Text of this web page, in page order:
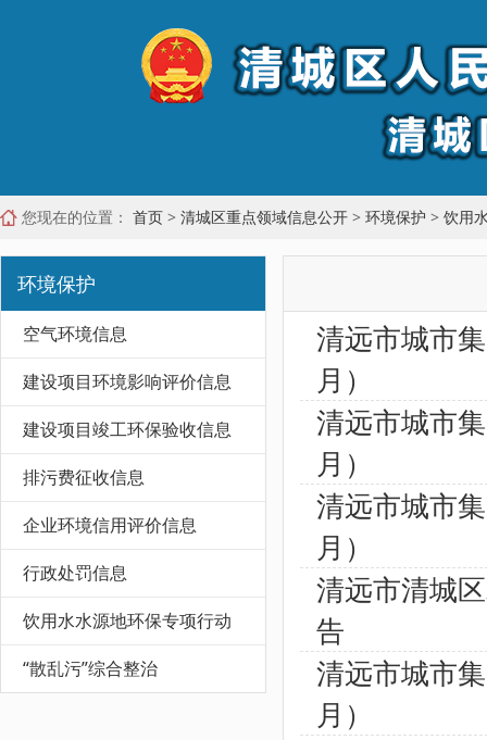
您现在的位置： 首页 > 清城区重点领域信息公开 > 环境保护 > 饮用
环境保护
空气环境信息
建设项目环境影响评价信息
建设项目竣工环保验收信息
排污费征收信息
企业环境信用评价信息
行政处罚信息
饮用水水源地环保专项行动
“散乱污”综合整治
清远市城市
月）
清远市城市
月）
清远市城市
月）
清远市清城
告
清远市城市
月）